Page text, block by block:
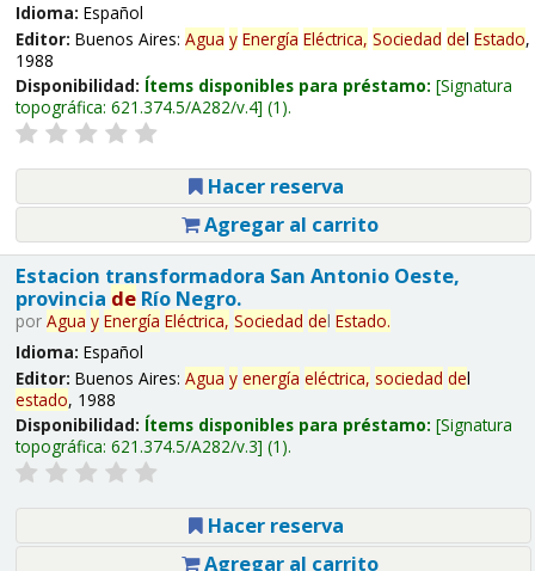
Idioma: Español
Editor: Buenos Aires: Agua y Energía Eléctrica, Sociedad del Estado,
1988
Disponibilidad: Ítems disponibles para préstamo: Signatura
topográfica: 621.374.5/A282/v.4 (1).
Hacer reserva
Agregar al carrito
Estacion transformadora San Antonio Oeste,
provincia deRío Negro.
por Agua y Energía Eléctrica, Sociedad del Estado.
Idioma: Español
Editor: Buenos Aires: Agua y energía eléctrica, sociedad del
estado, 1988
Disponibilidad: Ítems disponibles para préstamo: Signatura
topográfica: 621.374.5/A282/v.3 (1).
Hacer reserva
Agregar al carrito